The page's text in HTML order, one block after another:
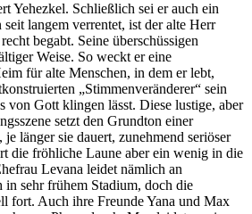
Yehezkel. Schließlich sei er auch ein
langem verrentet, ist der alte Herr
begabt. Seine überschüssigen
Weise. So weckt er eine
für alte Menschen, in dem er lebt,
„Stimmenveränderer“ sein
von Gott klingen lässt. Diese lustige, aber
setzt den Grundton einer
länger sie dauert, zunehmend seriöser
die fröhliche Laune aber ein wenig in die
Levana leidet nämlich an
in sehr frühem Stadium, doch die
fort. Auch ihre Freunde Yana und Max